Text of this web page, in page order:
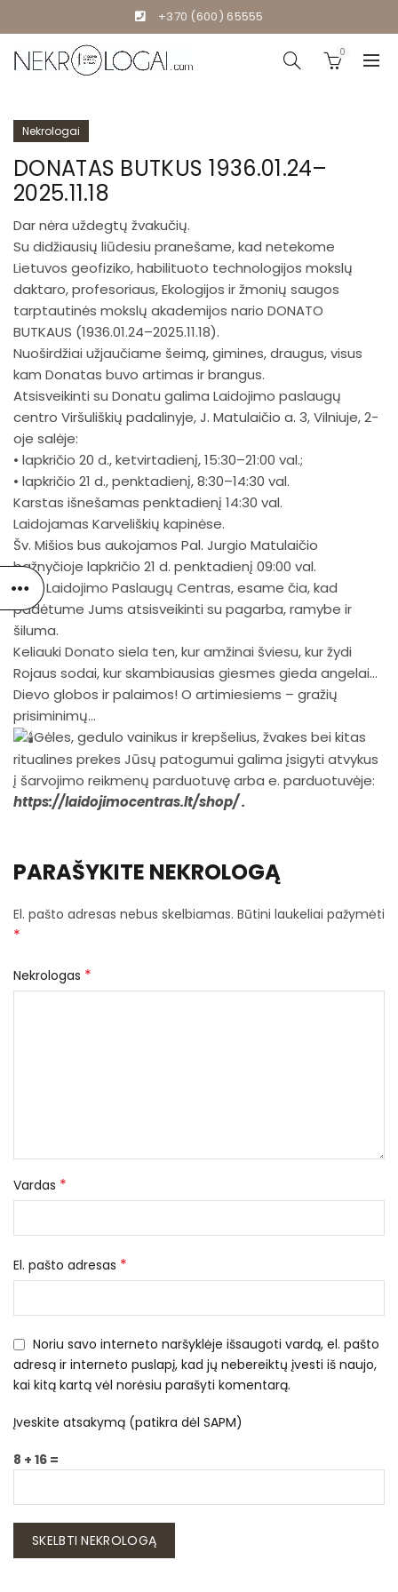
+370 (600) 65555
0
Nekrologai
DONATAS BUTKUS 1936.01.24–
2025.11.18
Dar nėra uždegtų žvakučių.
Su didžiausių liūdesiu pranešame, kad netekome
Lietuvos geofiziko, habilituoto technologijos mokslų
daktaro, profesoriaus, Ekologijos ir žmonių saugos
tarptautinės mokslų akademijos nario DONATO
BUTKAUS (1936.01.24–2025.11.18).
Nuoširdžiai užjaučiame šeimą, gimines, draugus, visus
kam Donatas buvo artimas ir brangus.
Atsisveikinti su Donatu galima Laidojimo paslaugų
centro Viršuliškių padalinyje, J. Matulaičio a. 3, Vilniuje, 2-
oje salėje:
• lapkričio 20 d., ketvirtadienį, 15:30–21:00 val.;
• lapkričio 21 d., penktadienį, 8:30–14:30 val.
Karstas išnešamas penktadienį 14:30 val.
Laidojamas Karveliškių kapinėse.
Šv. Mišios bus aukojamos Pal. Jurgio Matulaičio
bažnyčioje lapkričio 21 d. penktadienį 09:00 val.
Mes,Laidojimo Paslaugų Centras, esame čia, kad
padėtume Jums atsisveikinti su pagarba, ramybe ir
šiluma.
Keliauki Donato siela ten, kur amžinai šviesu, kur žydi
Rojaus sodai, kur skambiausias giesmes gieda angelai…
Dievo globos ir palaimos! O artimiesiems – gražių
prisiminimų…
Gėles, gedulo vainikus ir krepšelius, žvakes bei kitas
ritualines prekes Jūsų patogumui galima įsigyti atvykus
į šarvojimo reikmenų parduotuvę arba e. parduotuvėje:
https://laidojimocentras.lt/shop/.
PARAŠYKITE NEKROLOGĄ
El. pašto adresas nebus skelbiamas. Būtini laukeliai pažymėti
*
Nekrologas *
Vardas *
El. pašto adresas *
Noriu savo interneto naršyklėje išsaugoti vardą, el. pašto
adresą ir interneto puslapį, kad jų nebereiktų įvesti iš naujo,
kai kitą kartą vėl norėsiu parašyti komentarą.
Įveskite atsakymą (patikra dėl SAPM)
8 + 16 =